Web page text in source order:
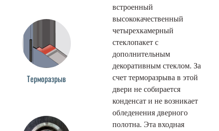
Терморазрыв
встроенный
высококачественный
четырехкамерный
стеклопакет с
дополнительным
декоративным стеклом. За
счет терморазрыва в этой
двери не собирается
конденсат и не возникает
обледенения дверного
полотна. Эта входная